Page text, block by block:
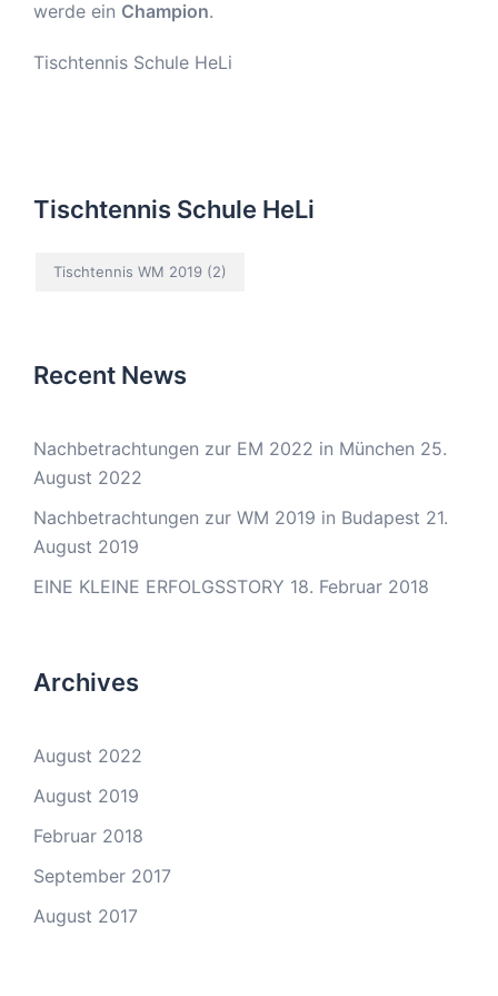
werde ein Champion.
Tischtennis Schule HeLi
Tischtennis Schule HeLi
Tischtennis WM 2019 (2)
Recent News
Nachbetrachtungen zur EM 2022 in München 25.
August 2022
Nachbetrachtungen zur WM 2019 in Budapest 21.
August 2019
EINE KLEINE ERFOLGSSTORY 18. Februar 2018
Archives
August 2022
August 2019
Februar 2018
September 2017
August 2017